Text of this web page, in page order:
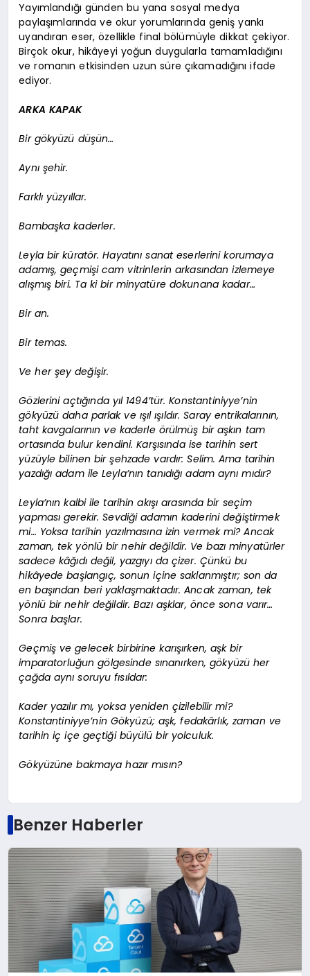
Yayımlandığı günden bu yana sosyal medya
paylaşımlarında ve okur yorumlarında geniş yankı
uyandıran eser, özellikle final bölümüyle dikkat çekiyor.
Birçok okur, hikâyeyi yoğun duygularla tamamladığını
ve romanın etkisinden uzun süre çıkamadığını ifade
ediyor.
ARKA KAPAK
Bir gökyüzü düşün…
Aynı şehir.
Farklı yüzyıllar.
Bambaşka kaderler.
Leyla bir küratör. Hayatını sanat eserlerini korumaya
adamış, geçmişi cam vitrinlerin arkasından izlemeye
alışmış biri. Ta ki bir minyatüre dokunana kadar…
Bir an.
Bir temas.
Ve her şey değişir.
Gözlerini açtığında yıl 1494’tür. Konstantiniyye’nin
gökyüzü daha parlak ve ışıl ışıldır. Saray entrikalarının,
taht kavgalarının ve kaderle örülmüş bir aşkın tam
ortasında bulur kendini. Karşısında ise tarihin sert
yüzüyle bilinen bir şehzade vardır: Selim. Ama tarihin
yazdığı adam ile Leyla’nın tanıdığı adam aynı mıdır?
Leyla’nın kalbi ile tarihin akışı arasında bir seçim
yapması gerekir. Sevdiği adamın kaderini değiştirmek
mi… Yoksa tarihin yazılmasına izin vermek mi? Ancak
zaman, tek yönlü bir nehir değildir. Ve bazı minyatürler
sadece kâğıdı değil, yazgıyı da çizer. Çünkü bu
hikâyede başlangıç, sonun içine saklanmıştır; son da
en başından beri yaklaşmaktadır. Ancak zaman, tek
yönlü bir nehir değildir. Bazı aşklar, önce sona varır…
Sonra başlar.
Geçmiş ve gelecek birbirine karışırken, aşk bir
imparatorluğun gölgesinde sınanırken, gökyüzü her
çağda aynı soruyu fısıldar:
Kader yazılır mı, yoksa yeniden çizilebilir mi?
Konstantiniyye’nin Gökyüzü; aşk, fedakârlık, zaman ve
tarihin iç içe geçtiği büyülü bir yolculuk.
Gökyüzüne bakmaya hazır mısın?
Benzer Haberler